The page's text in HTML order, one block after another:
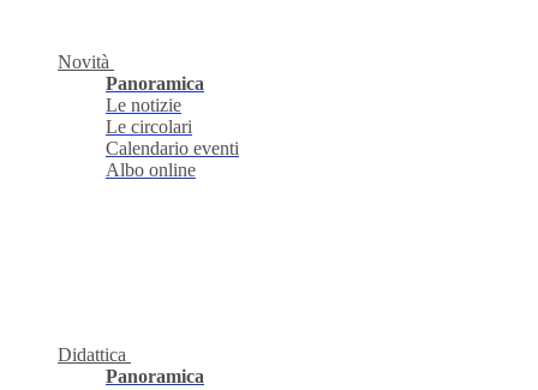
Novità
Panoramica
Le notizie
Le circolari
Calendario eventi
Albo online
Didattica
Panoramica